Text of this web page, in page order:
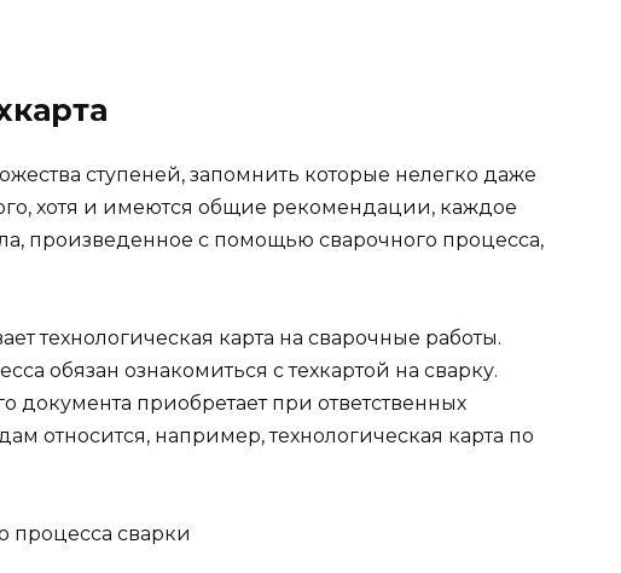
ступеней, запомнить которые нелегко даже
хотя и имеются общие рекомендации, каждое
произведенное с помощью сварочного процесса,
технологическая карта на сварочные работы.
обязан ознакомиться с техкартой на сварку.
документа приобретает при ответственных
относится, например, технологическая карта по